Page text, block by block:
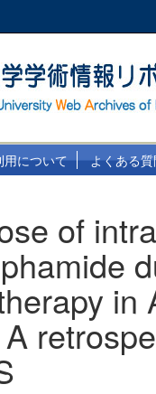
用について よくある
of
in